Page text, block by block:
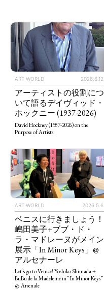
ART WORLD 2026.6.12
アーティストの役割につ
いて語るデイヴィッド・
ホックニー (1937-2026)
David Hockney (1937-2026) on the
Purpose of Artists
ART WORLD 2026.5.6
ベニスに行きましょう！
嶋田美子+ブブ・ド・
ラ・マドレーヌがメイン
展示「In Minor Keys」@
アルセナーレ
Let’s go to Venice! Yoshiko Shimada +
BuBu de la Madeleine in “In Minor Keys”
@ Arsenale